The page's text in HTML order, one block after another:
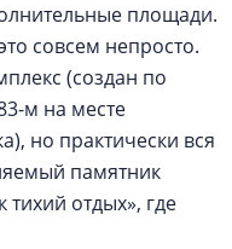
площади.
совсем непросто.
(создан по
м на месте
но практически вся
памятник
отдых», где